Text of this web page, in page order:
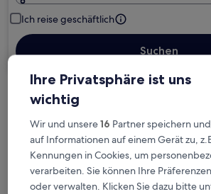
Ich reise geschäftlich
Suchen
Kostenlose Stornierung bei
Planänderungen
Verdiene Prämien für jede
wahrgenommene
Ihre Privatsphäre ist uns
wichtig
Wir und unsere16 Partner speichern
auf Informationen auf einem Gerät zu,
Kennungen in Cookies, um
verarbeiten. Sie können Ihre
oder verwalten. Klicken Sie dazu bitte